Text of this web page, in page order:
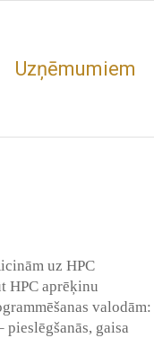
Uzņēmumiem
uz HPC
HPC aprēķinu
valodām:
gaisa